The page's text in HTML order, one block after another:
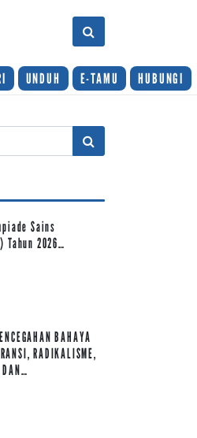
UNDUH E-TAMU HUBUNGI
Sains
Tahun 2026…
BAHAYA
RADIKALISME,
DAN…